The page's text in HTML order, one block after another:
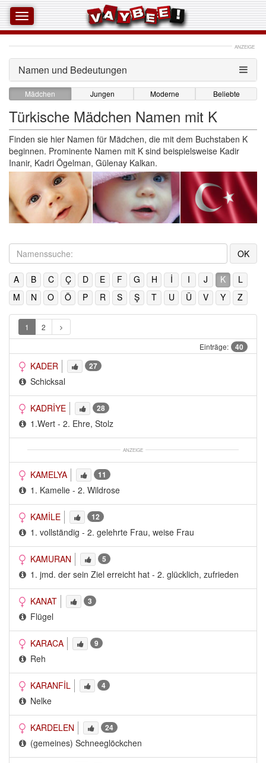
ANZEIGE
Namen und Bedeutungen
Mädchen Jungen Moderne Beliebte
Türkische Mädchen Namen mit K
Finden sie hier Namen für Mädchen, die mit dem Buchstaben K
beginnen. Prominente Namen mit K sind beispielsweise Kadir
Inanir, Kadri Ögelman, Gülenay Kalkan.
A B C Ç D E F G H İ I J K
L
M
N O Ö P R S Ş T U Ü V Y Z
1
2
Einträge:
40
KADER 27
Schicksal
KADRİYE 28
1.Wert - 2. Ehre, Stolz
ANZEIGE
KAMELYA 11
1. Kamelie - 2. Wildrose
KAMİLE 12
1. vollständig - 2. gelehrte Frau, weise Frau
KAMURAN 5
1. jmd. der sein Ziel erreicht hat - 2. glücklich, zufrieden
KANAT 3
Flügel
KARACA 9
Reh
KARANFİL 4
Nelke
KARDELEN 24
(gemeines) Schneeglöckchen